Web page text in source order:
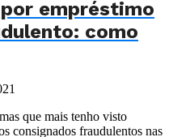
empréstimo
como
que mais tenho visto
consignados fraudulentos nas